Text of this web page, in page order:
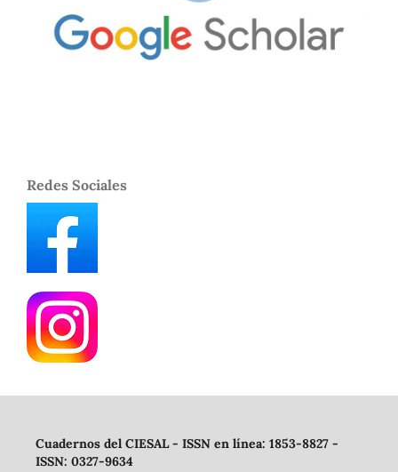
Redes Sociales
Cuadernos del CIESAL - ISSN en línea: 1853-8827 -
ISSN: 0327-9634